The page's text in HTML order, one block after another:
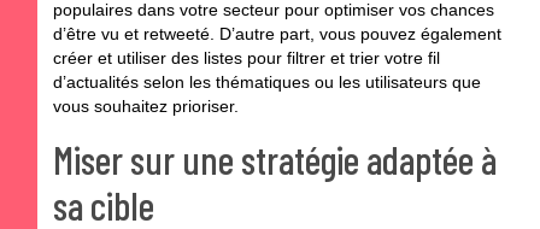
populaires dans votre secteur pour optimiser vos chances
d’être vu et retweeté. D’autre part, vous pouvez également
créer et utiliser des listes pour filtrer et trier votre fil
d’actualités selon les thématiques ou les utilisateurs que
vous souhaitez prioriser.
Miser sur une stratégie adaptée à
sa cible